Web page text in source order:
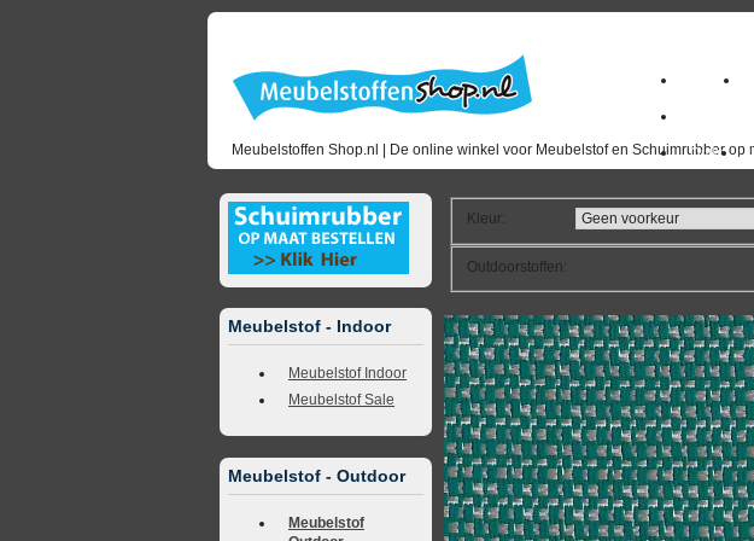
Meubelstoffen Shop.nl | De online winkel voor Meubelstof en Schuimrubber
Home
Outlet
Meubelstof - Indoor
Meubelstof Indoor
Meubelstof Sale
Meubelstof - Outdoor
Meubelstof
Kleur:
Outdoorstoffen: